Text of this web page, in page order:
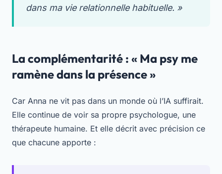
dans ma vie relationnelle habituelle. »
La complémentarité : « Ma psy me
ramène dans la présence »
Car Anna ne vit pas dans un monde où l’IA suffirait.
Elle continue de voir sa propre psychologue, une
thérapeute humaine. Et elle décrit avec précision ce
que chacune apporte :